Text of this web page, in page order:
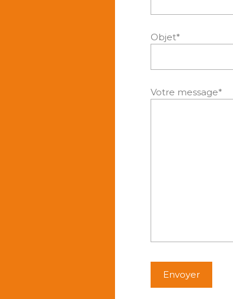
Objet*
Votre message*